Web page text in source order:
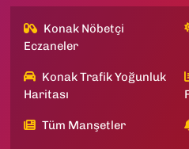
Konak Nöbetçi
Eczaneler
Konak Trafik Yoğunluk
Haritası
Tüm Manşetler